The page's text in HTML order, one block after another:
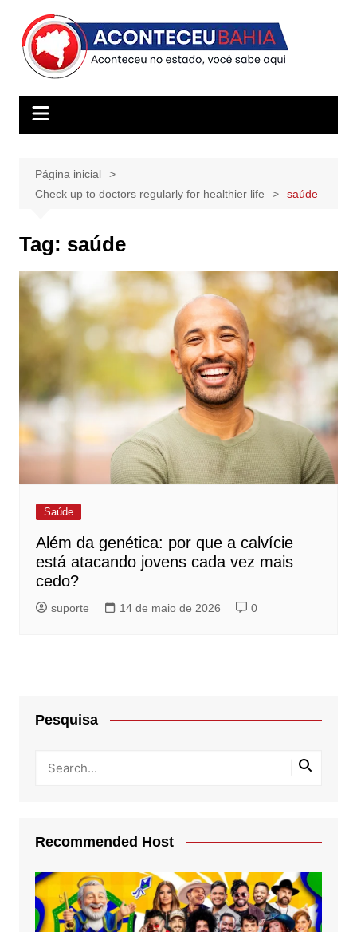
para
conteúdo
Página inicial
Check up to doctors regularly for healthier life
saúde
Tag: saúde
Saúde
Além da genética: por que a calvície
está atacando jovens cada vez mais
cedo?
suporte 14 de maio de 2026 0
Pesquisa
Recommended Host